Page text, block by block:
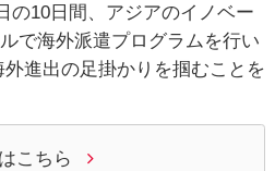
の10日間、アジアのイノベー
で海外派遣プログラムを行い
進出の足掛かりを掴むことを
こちら